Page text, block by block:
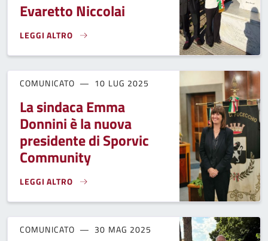
Evaretto Niccolai
LEGGI ALTRO
L'ANMIL E L'AMMINISTRAZIONE COMUNALE PREMIANO LE
COMUNICATO 10 LUG 2025
La sindaca Emma
Donnini è la nuova
presidente di Sporvic
Community
LEGGI ALTRO
LA SINDACA EMMA DONNINI È LA NUOVA PRESIDENTE DI
COMUNICATO 30 MAG 2025